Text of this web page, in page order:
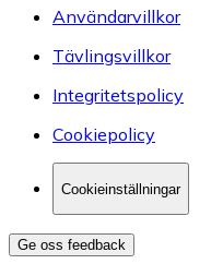
Användarvillkor
Tävlingsvillkor
Integritetspolicy
Cookiepolicy
Cookieinställningar
Ge oss feedback